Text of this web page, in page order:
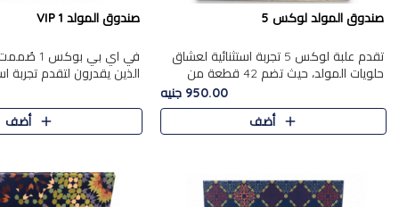
صندوق المولد لوكس 5
تقدم علبة لوكس 5 تجربة استثنائية لعشاق
حلويات المولد، حيث تضم 42 قطعة من
تشكيلة فاخرة تجمع بين أشهر الأصناف
التقليدية وأصناف مميزة مختارة بع..
950.00 جنيه
أضف
صندوق المولد VIP 1
في اي بي
الذين يقدرون لتقدم تجربة
تجمع بين أفخر حلويات
تشكيلة مختارة من الأصناف
أضف